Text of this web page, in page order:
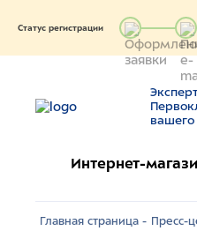
Статус регистрации
вашего
Интернет-
Главная страница - Пресс-